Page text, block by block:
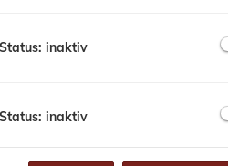
Status: inaktiv
Status: inaktiv